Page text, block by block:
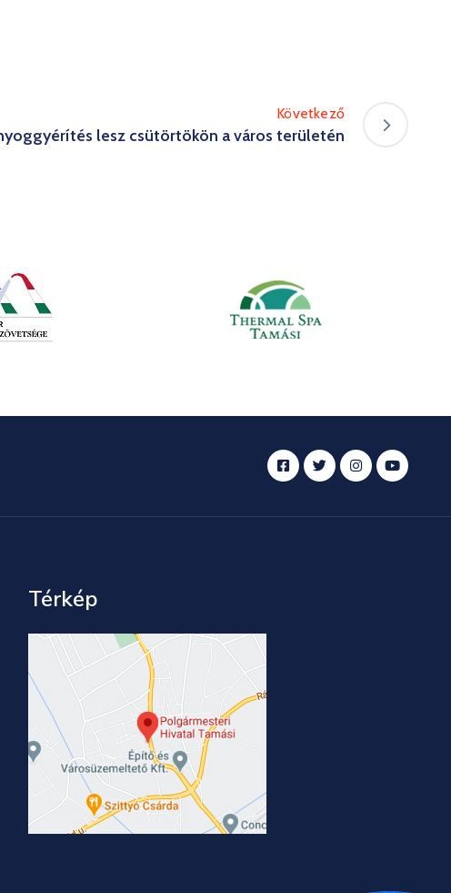
Következő
lesz csütörtökön a város területén
Térkép